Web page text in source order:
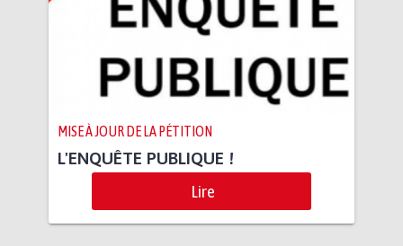
MISE À JOUR DE LA PÉTITION
L'ENQUÊTE PUBLIQUE !
Lire